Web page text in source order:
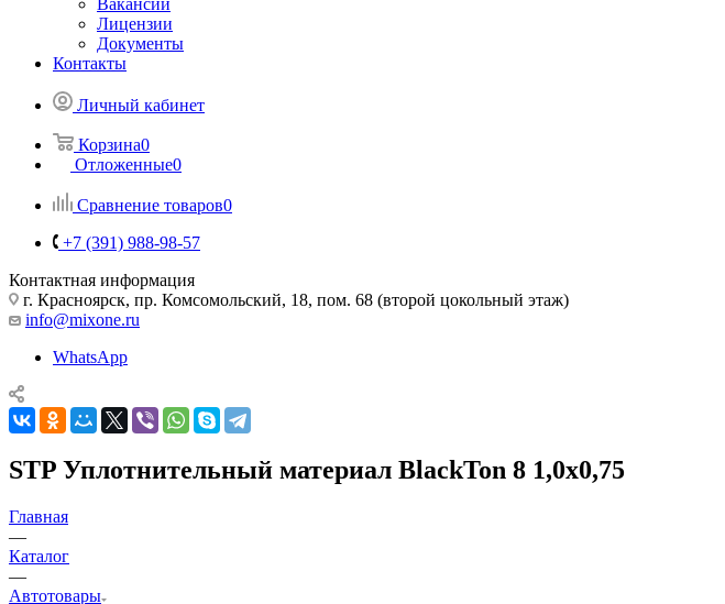
Вакансии
Лицензии
Документы
Контакты
Личный кабинет
Корзина0
Отложенные0
Сравнение товаров0
+7 (391) 988-98-57
Контактная информация
г. Красноярск, пр. Комсомольский, 18, пом. 68 (второй цокольный этаж)
info@mixone.ru
WhatsApp
STP Уплотнительный материал BlackTon 8 1,0х0,75
Главная
—
Каталог
—
Автотовары